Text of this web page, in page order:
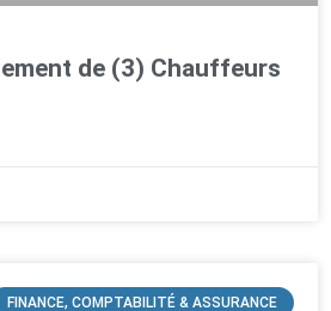
de (3) Chauffeurs
FINANCE, COMPTABILITÉ & ASSURANCE